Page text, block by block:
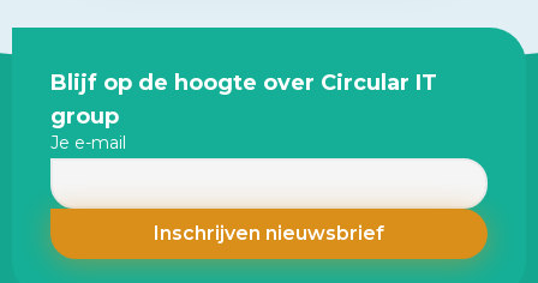
Site
footer
Blijf op de hoogte over Circular IT
group
Je e-mail